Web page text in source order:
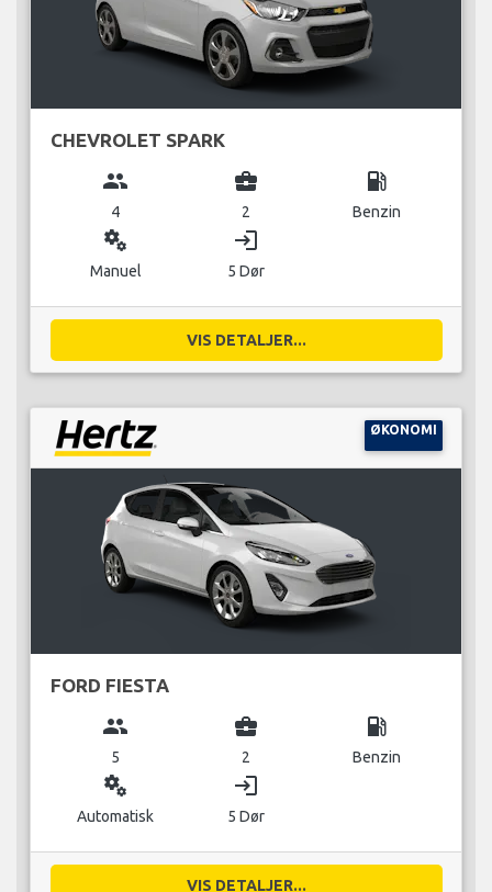
CHEVROLET SPARK
group
4
business_center
2
local_gas_station
Benzin
miscellaneous_services
Manuel
login
5 Dør
VIS DETALJER...
ØKONOMI
FORD FIESTA
group
5
business_center
2
local_gas_station
Benzin
miscellaneous_services
Automatisk
login
5 Dør
VIS DETALJER...